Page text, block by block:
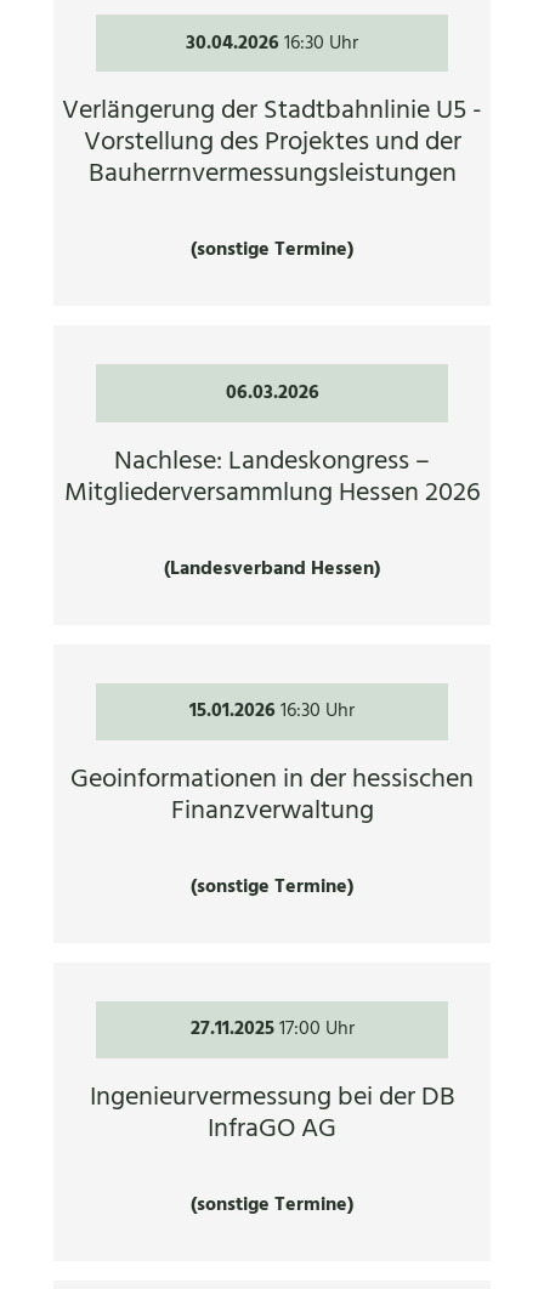
30.04.202616:30 Uhr
Verlängerung der Stadtbahnlinie U5 -
Vorstellung des Projektes und der
Bauherrnvermessungsleistungen
(sonstige Termine)
06.03.2026
Nachlese: Landeskongress –
Mitgliederversammlung Hessen 2026
(Landesverband Hessen)
15.01.202616:30 Uhr
Geoinformationen in der hessischen
Finanzverwaltung
(sonstige Termine)
27.11.202517:00 Uhr
Ingenieurvermessung bei der DB
InfraGO AG
(sonstige Termine)